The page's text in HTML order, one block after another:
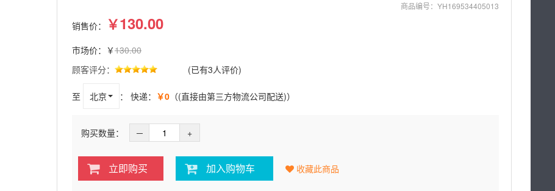
商品编号： YH169534405013
销售价： ￥130.00
市场价：￥130.00
顾客评分：
(已有3人评价)
至 北京 ： 快递： ￥0 （(直接由第三方物流公司配送)）
购买数量： ─ +
立即购买 加入购物车 收藏此商品